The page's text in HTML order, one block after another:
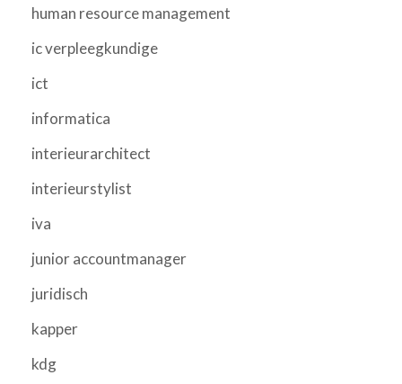
human resource management
ic verpleegkundige
ict
informatica
interieurarchitect
interieurstylist
iva
junior accountmanager
juridisch
kapper
kdg